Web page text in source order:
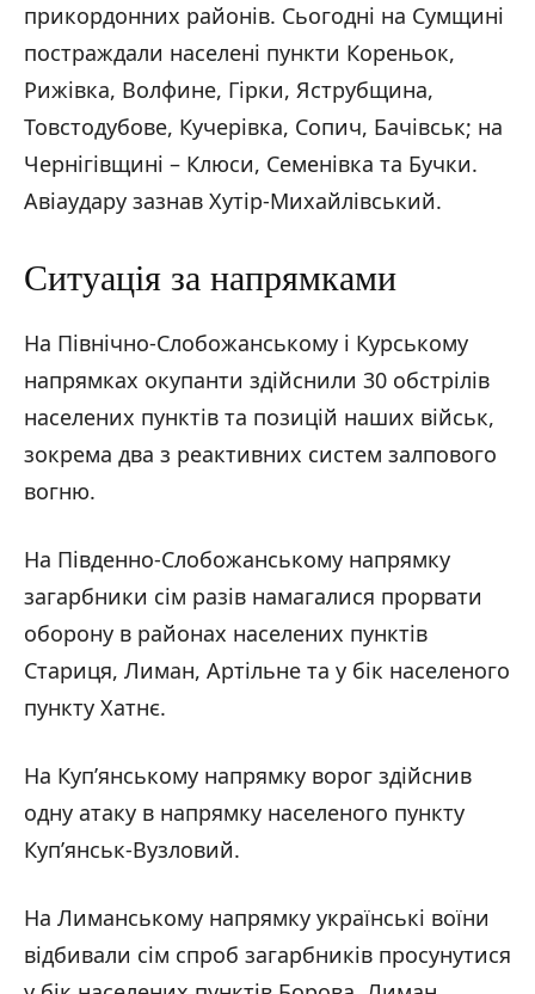
прикордонних районів. Сьогодні на Сумщині
постраждали населені пункти Кореньок,
Рижівка, Волфине, Гірки, Яструбщина,
Товстодубове, Кучерівка, Сопич, Бачівськ; на
Чернігівщині – Клюси, Семенівка та Бучки.
Авіаудару зазнав Хутір-Михайлівський.
Ситуація за напрямками
На Північно-Слобожанському і Курському
напрямках окупанти здійснили 30 обстрілів
населених пунктів та позицій наших військ,
зокрема два з реактивних систем залпового
вогню.
На Південно-Слобожанському напрямку
загарбники сім разів намагалися прорвати
оборону в районах населених пунктів
Стариця, Лиман, Артільне та у бік населеного
пункту Хатнє.
На Куп’янському напрямку ворог здійснив
одну атаку в напрямку населеного пункту
Куп’янськ-Вузловий.
На Лиманському напрямку українські воїни
відбивали сім спроб загарбників просунутися